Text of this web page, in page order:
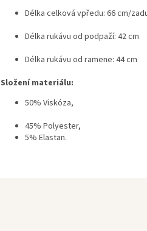
Délka celková vpředu: 66 cm/
Délka rukávu od podpaží: 42 cm
Délka rukávu od ramene: 44 cm
Složení materiálu:
50% Viskóza,
45% Polyester,
5% Elastan.